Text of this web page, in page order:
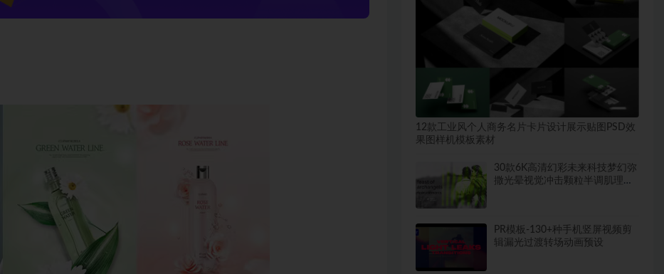
12款工业风个人商务名片卡片设计展示贴图PSD效
果图样机模板素材
30款6K高清幻彩未来科技梦幻弥
撒光晕视觉冲击颗粒半调肌理渐
PR模板-130+种手机竖屏视频剪
辑漏光过渡转场动画预设